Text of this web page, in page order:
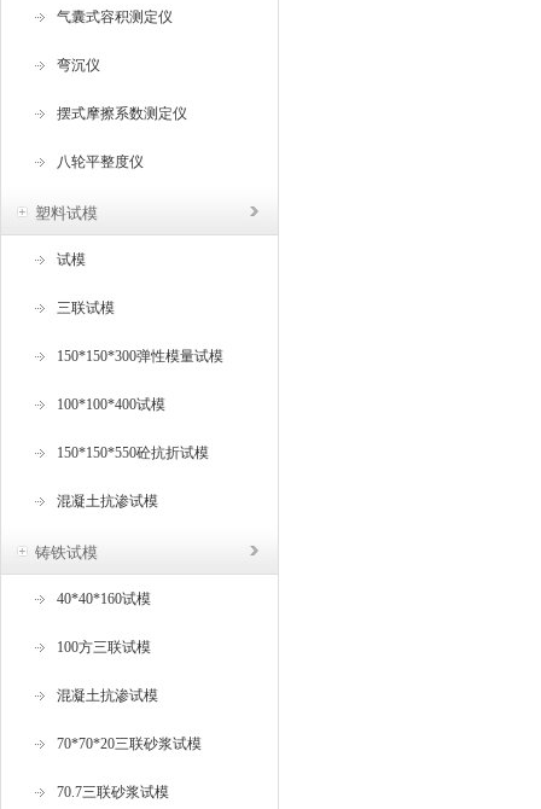
气囊式容积测定仪
弯沉仪
摆式摩擦系数测定仪
八轮平整度仪
塑料试模
试模
三联试模
150*150*300弹性模量试模
100*100*400试模
150*150*550砼抗折试模
混凝土抗渗试模
铸铁试模
40*40*160试模
100方三联试模
混凝土抗渗试模
70*70*20三联砂浆试模
70.7三联砂浆试模